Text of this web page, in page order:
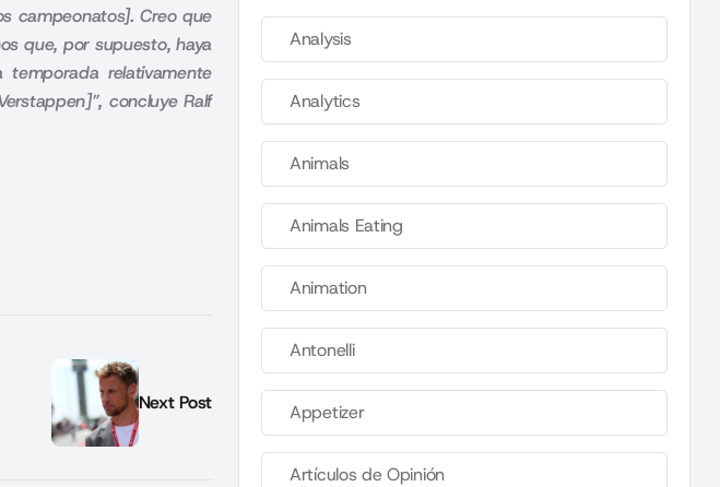
campeonatos]. Creo que
que, por supuesto, haya
relativamente
concluye Ralf
Next Post
Analysis
Analytics
Animals
Animals Eating
Animation
Antonelli
Appetizer
Artículos de Opinión